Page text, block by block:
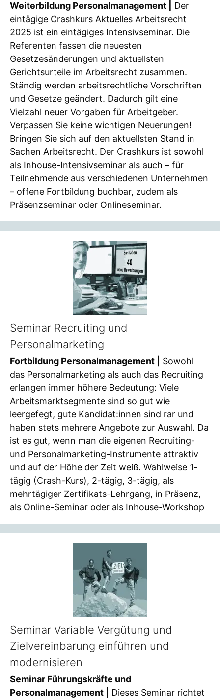
Weiterbildung Personalmanagement |
Der
eintägige Crashkurs Aktuelles Arbeitsrecht
2025 ist ein eintägiges Intensivseminar. Die
Referenten fassen die neuesten
Gesetzesänderungen und aktuellsten
Gerichtsurteile im Arbeitsrecht zusammen.
Ständig werden arbeitsrechtliche Vorschriften
und Gesetze geändert. Dadurch gilt eine
Vielzahl neuer Vorgaben für Arbeitgeber.
Verpassen Sie keine wichtigen Neuerungen!
Bringen Sie sich auf den aktuellsten Stand in
Sachen Arbeitsrecht. Der Crashkurs ist sowohl
als Inhouse-Intensivseminar als auch – für
Teilnehmende aus verschiedenen Unternehmen
– offene Fortbildung buchbar, zudem als
Präsenzseminar oder Onlineseminar.
Seminar Recruiting und
Personalmarketing
Fortbildung Personalmanagement |
Sowohl
das Personalmarketing als auch das Recruiting
erlangen immer höhere Bedeutung: Viele
Arbeitsmarktsegmente sind so gut wie
leergefegt, gute Kandidat:innen sind rar und
haben stets mehrere Angebote zur Auswahl. Da
ist es gut, wenn man die eigenen Recruiting-
und Personalmarketing-Instrumente attraktiv
und auf der Höhe der Zeit weiß. Wahlweise 1-
tägig (Crash-Kurs), 2-tägig, 3-tägig, als
mehrtägiger Zertifikats-Lehrgang, in Präsenz,
als Online-Seminar oder als Inhouse-Workshop
Seminar Variable Vergütung und
Zielvereinbarung einführen und
modernisieren
Seminar Führungskräfte und
Personalmanagement |
Dieses Seminar richtet